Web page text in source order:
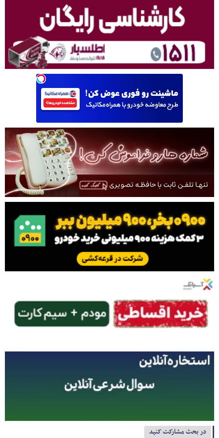
در بحث مشارکت کنید